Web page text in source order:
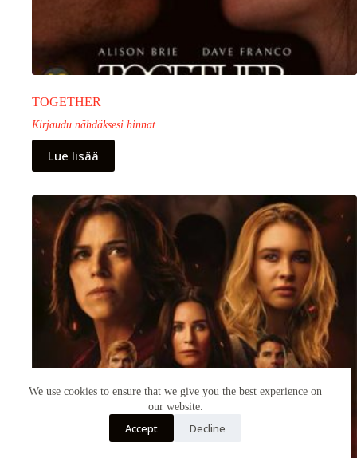
We use cookies to ensure that we give you the best experience on
our website.
Accept Decline
TOGETHER
Kirjaudu nähdäksesi hinnat
Lue lisää